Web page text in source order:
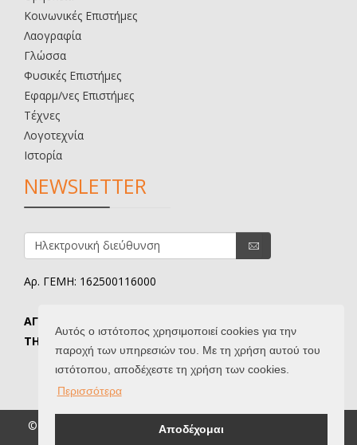
Αυτός ο ιστότοπος χρησιμοποιεί cookies για την
παροχή των υπηρεσιών του. Με τη χρήση αυτού του
ιστότοπου, αποδέχεστε τη χρήση των cookies.
Περισσότερα
Αποδέχομαι
Κοινωνικές Επιστήμες
Λαογραφία
Γλώσσα
Φυσικές Επιστήμες
Εφαρμ/νες Επιστήμες
Τέχνες
Λογοτεχνία
Ιστορία
NEWSLETTER
Αρ. ΓΕΜΗ: 162500116000
ΑΓΟΡΑΖΟΝΤΑΙ ΠΑΛΑΙΑ & ΜΕΤΑΧΕΙΡΙΣΜΕΝΑ ΒΙΒΛΙΑ.
ΤΗΛ. ΕΠΙΚΟΙΝΩΝΙΑΣ: 6907645346.
© 2026 Βιβλιοδίφης. All Rights Reserved. |